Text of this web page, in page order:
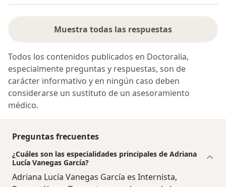
Muestra todas las respuestas
Todos los contenidos publicados en Doctoralia,
especialmente preguntas y respuestas, son de
carácter informativo y en ningún caso deben
considerarse un sustituto de un asesoramiento
médico.
Preguntas frecuentes
¿Cuáles son las especialidades principales de Adriana
Lucía Vanegas García?
Adriana Lucía Vanegas García es Internista,